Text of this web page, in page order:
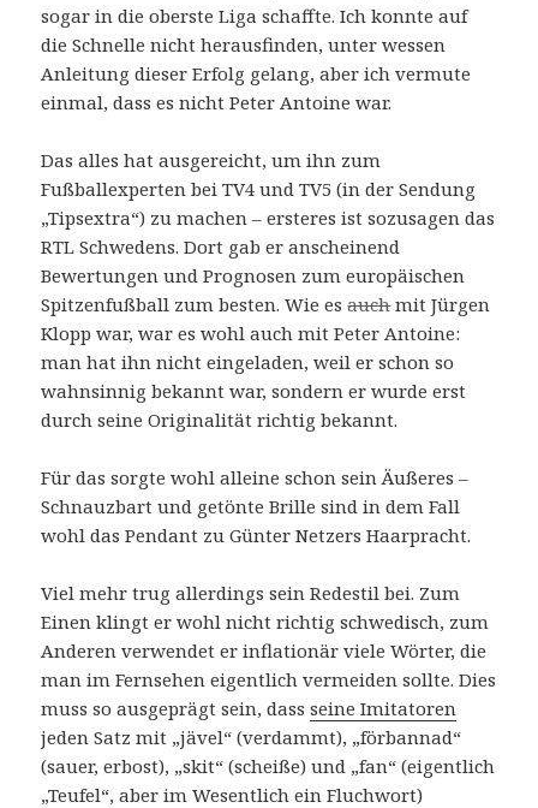
sogar in die oberste Liga schaffte. Ich konnte auf
die Schnelle nicht herausfinden, unter wessen
Anleitung dieser Erfolg gelang, aber ich vermute
einmal, dass es nicht Peter Antoine war.
Das alles hat ausgereicht, um ihn zum
Fußballexperten bei TV4 und TV5 (in der Sendung
„Tipsextra“) zu machen – ersteres ist sozusagen das
RTL Schwedens. Dort gab er anscheinend
Bewertungen und Prognosen zum europäischen
Spitzenfußball zum besten. Wie esauchmit Jürgen
Klopp war, war es wohl auch mit Peter Antoine:
man hat ihn nicht eingeladen, weil er schon so
wahnsinnig bekannt war, sondern er wurde erst
durch seine Originalität richtig bekannt.
Für das sorgte wohl alleine schon sein Äußeres –
Schnauzbart und getönte Brille sind in dem Fall
wohl das Pendant zu Günter Netzers Haarpracht.
Viel mehr trug allerdings sein Redestil bei. Zum
Einen klingt er wohl nicht richtig schwedisch, zum
Anderen verwendet er inflationär viele Wörter, die
man im Fernsehen eigentlich vermeiden sollte. Dies
muss so ausgeprägt sein, dassseine Imitatoren
jeden Satz mit „jävel“ (verdammt), „förbannad“
(sauer, erbost), „skit“ (scheiße) und „fan“ (eigentlich
„Teufel“, aber im Wesentlich ein Fluchwort)